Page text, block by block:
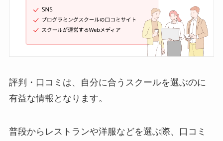
評判・口コミは、自分に合うスクールを選ぶのに
有益な情報となります。
普段からレストランや洋服などを選ぶ際、口コミ